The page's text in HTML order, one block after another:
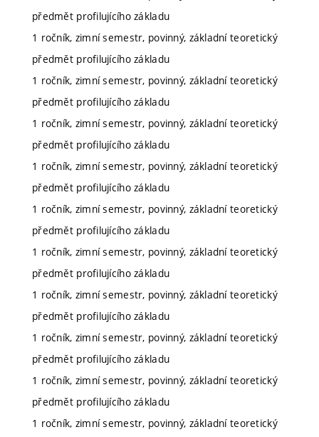
předmět profilujícího základu
1 ročník, zimní semestr, povinný, základní teoretický
předmět profilujícího základu
1 ročník, zimní semestr, povinný, základní teoretický
předmět profilujícího základu
1 ročník, zimní semestr, povinný, základní teoretický
předmět profilujícího základu
1 ročník, zimní semestr, povinný, základní teoretický
předmět profilujícího základu
1 ročník, zimní semestr, povinný, základní teoretický
předmět profilujícího základu
1 ročník, zimní semestr, povinný, základní teoretický
předmět profilujícího základu
1 ročník, zimní semestr, povinný, základní teoretický
předmět profilujícího základu
1 ročník, zimní semestr, povinný, základní teoretický
předmět profilujícího základu
1 ročník, zimní semestr, povinný, základní teoretický
předmět profilujícího základu
1 ročník, zimní semestr, povinný, základní teoretický